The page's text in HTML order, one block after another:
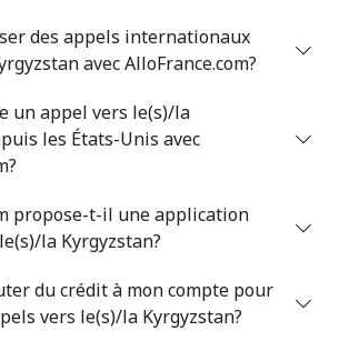
des appels internationaux
avec AlloFrance.com?
un appel vers le(s)/la
les États-Unis avec
propose-t-il une application
la Kyrgyzstan?
du crédit à mon compte pour
vers le(s)/la Kyrgyzstan?